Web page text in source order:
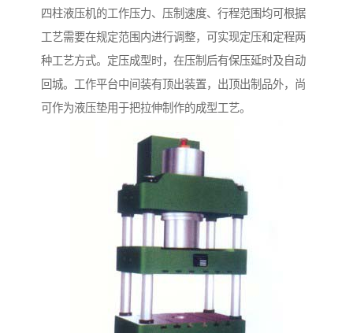
四柱液压机的工作压力、压制速度、行程范围均可根据
工艺需要在规定范围内进行调整，可实现定压和定程两
种工艺方式。定压成型时，在压制后有保压延时及自动
回城。工作平台中间装有顶出装置，出顶出制品外，尚
可作为液压垫用于把拉伸制作的成型工艺。